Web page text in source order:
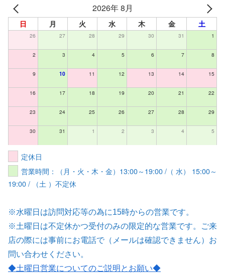
2026年 8月
日 月 火 水 木 金 土
26 27 28 29 30 31 1
2 3 4 5 6 7 8
9 10 11 12 13 14 15
16 17 18 19 20 21 22
23 24 25 26 27 28 29
30 31 1 2 3 4 5
定休日
営業時間：（月・火・木・金）13:00～19:00 /（ 水） 15:00～
19:00 / （土 ）不定休
※水曜日は訪問対応等の為に15時からの営業です。
※土曜日は不定休かつ受付のみの限定的な営業です。ご来
店の際には事前にお電話で（メールは確認できません）お
問い合わせください。
◆土曜日営業についてのご説明とお願い◆